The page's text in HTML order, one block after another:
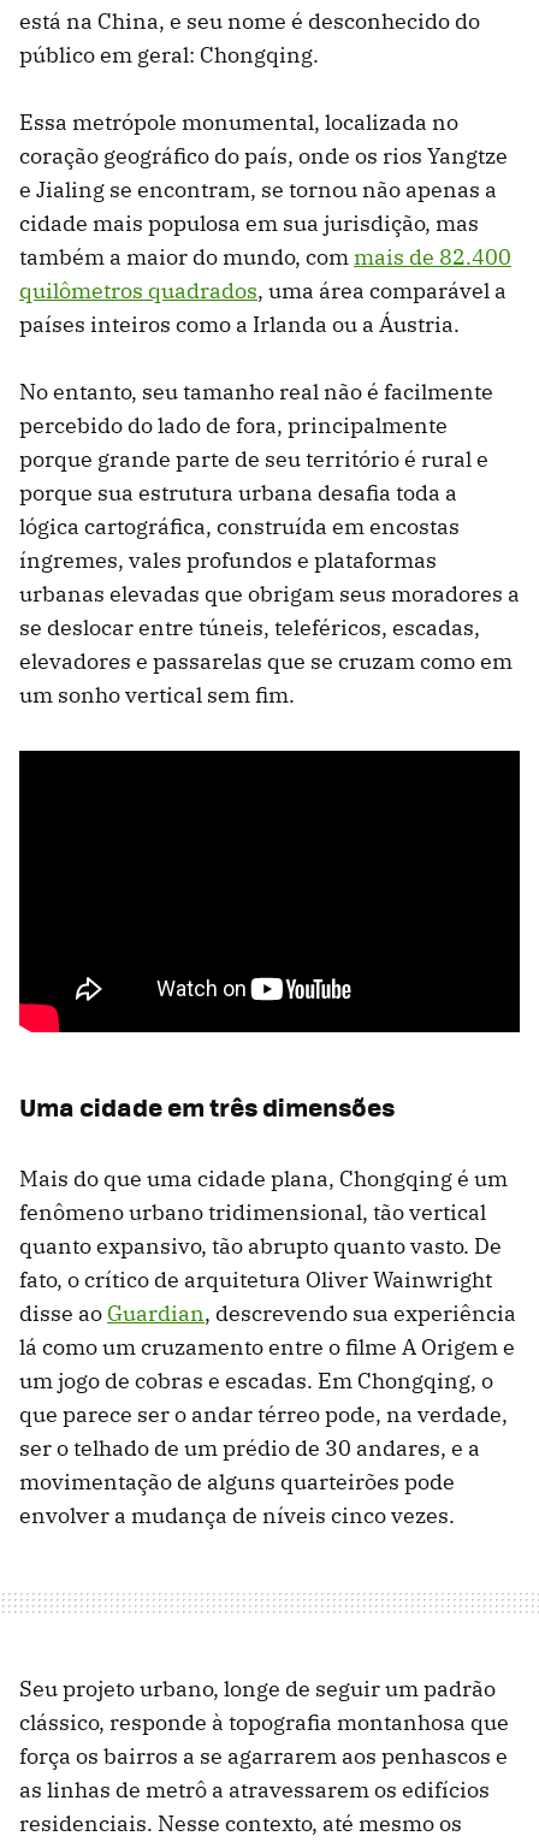
está na China, e seu nome é desconhecido do
público em geral: Chongqing.
Essa metrópole monumental, localizada no
coração geográfico do país, onde os rios Yangtze
e Jialing se encontram, se tornou não apenas a
cidade mais populosa em sua jurisdição, mas
também a maior do mundo, commais de 82.400
quilômetros quadrados, uma área comparável a
países inteiros como a Irlanda ou a Áustria.
No entanto, seu tamanho real não é facilmente
percebido do lado de fora, principalmente
porque grande parte de seu território é rural e
porque sua estrutura urbana desafia toda a
lógica cartográfica, construída em encostas
íngremes, vales profundos e plataformas
urbanas elevadas que obrigam seus moradores a
se deslocar entre túneis, teleféricos, escadas,
elevadores e passarelas que se cruzam como em
um sonho vertical sem fim.
Uma cidade em três dimensões
Mais do que uma cidade plana, Chongqing é um
fenômeno urbano tridimensional, tão vertical
quanto expansivo, tão abrupto quanto vasto. De
fato, o crítico de arquitetura Oliver Wainwright
disse ao Guardian, descrevendo sua experiência
lá como um cruzamento entre o filme A Origem e
um jogo de cobras e escadas. Em Chongqing, o
que parece ser o andar térreo pode, na verdade,
ser o telhado de um prédio de 30 andares, e a
movimentação de alguns quarteirões pode
envolver a mudança de níveis cinco vezes.
Seu projeto urbano, longe de seguir um padrão
clássico, responde à topografia montanhosa que
força os bairros a se agarrarem aos penhascos e
as linhas de metrô a atravessarem os edifícios
residenciais. Nesse contexto, até mesmo os